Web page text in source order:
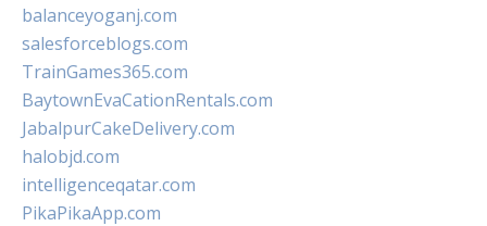
balanceyoganj.com
salesforceblogs.com
TrainGames365.com
BaytownEvaCationRentals.com
JabalpurCakeDelivery.com
halobjd.com
intelligenceqatar.com
PikaPikaApp.com